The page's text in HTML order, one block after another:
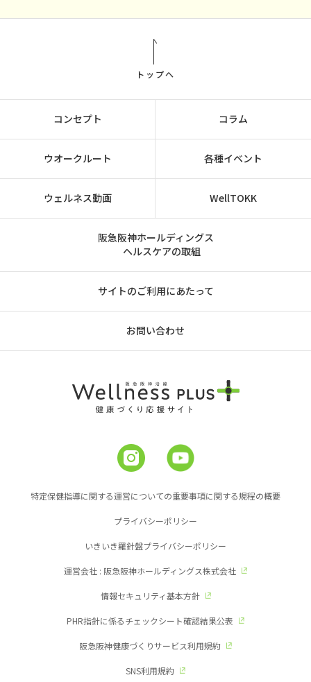
トップへ
コンセプト コラム
ウオークルート 各種イベント
ウェルネス動画 WellTOKK
阪急阪神ホールディングス
ヘルスケアの取組
サイトのご利用にあたって
お問い合わせ
特定保健指導に関する運営についての重要事項に関する規程の概要
プライバシーポリシー
いきいき羅針盤プライバシーポリシー
運営会社 : 阪急阪神ホールディングス株式会社
情報セキュリティ基本方針
PHR指針に係るチェックシート確認結果公表
阪急阪神健康づくりサービス利用規約
SNS利用規約